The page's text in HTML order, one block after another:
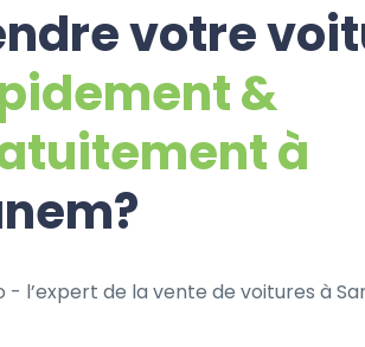
votre
&
à
- l’expert de la vente de voitures à